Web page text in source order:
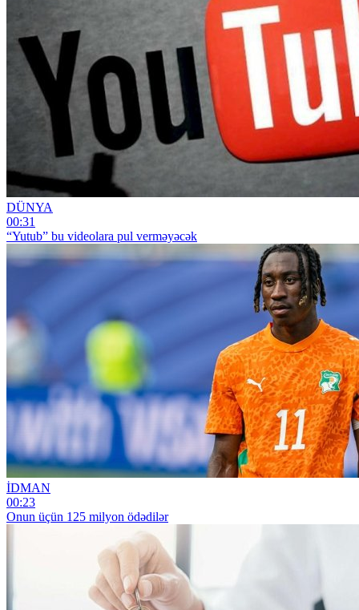
DÜNYA
00:31
“Yutub” bu videolara pul verməyəcək
İDMAN
00:23
Onun üçün 125 milyon ödədilər